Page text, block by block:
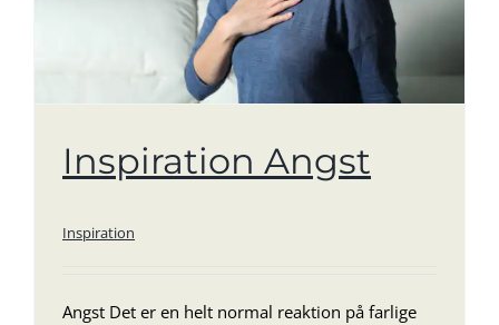
Inspiration Angst
Inspiration
Angst Det er en helt normal reaktion på farlige